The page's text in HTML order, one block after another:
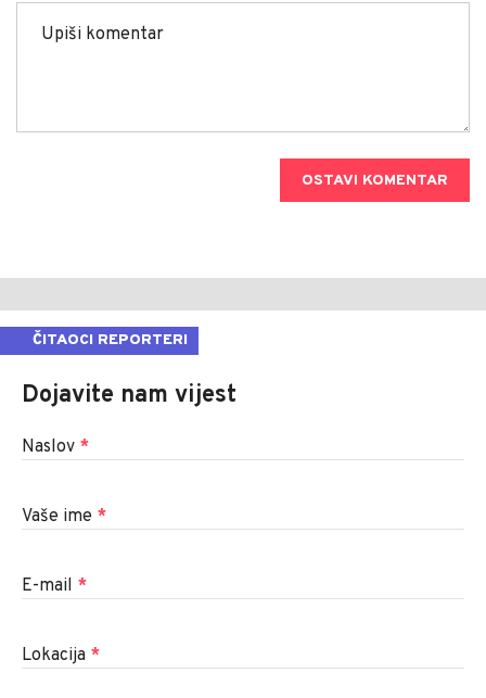
OSTAVI KOMENTAR
ČITAOCI REPORTERI
Dojavite nam vijest
Naslov *
Vaše ime *
E-mail *
Lokacija *